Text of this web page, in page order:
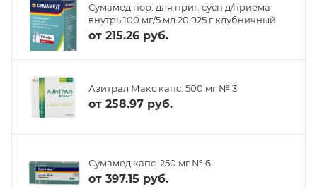
Сумамед пор. для приг. сусп д/приема
внутрь 100 мг/5 мл 20.925 г клубничный
от 215.26 руб.
Азитрал Макс капс. 500 мг № 3
от 258.97 руб.
Сумамед капс. 250 мг № 6
от 397.15 руб.